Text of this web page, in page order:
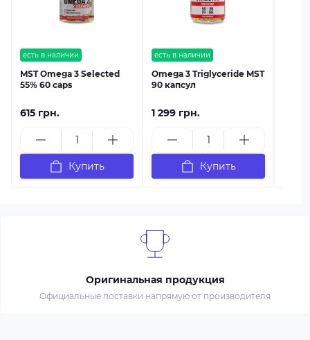
есть в наличии
MST Omega 3 Selected
55% 60 caps
615 грн.
Купить
есть в наличии
Omega 3 Triglyceride MST
90 капсул
1 299 грн.
Купить
Оригинальная продукция
Официальные поставки напрямую от производителя